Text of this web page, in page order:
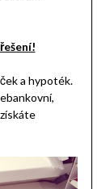
a hypoték.